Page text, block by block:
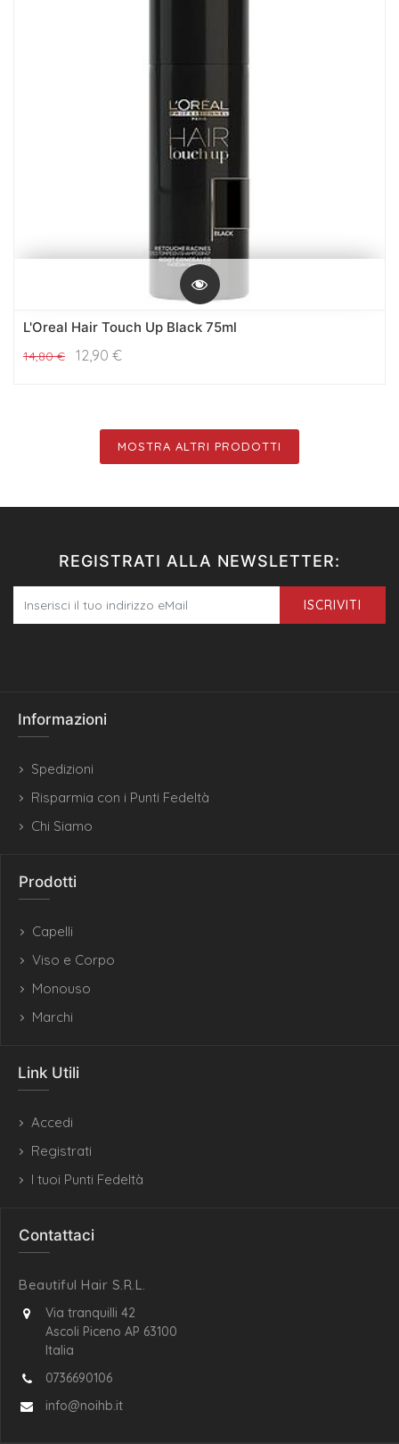
L'Oreal Hair Touch Up Black 75ml
14,80€ 12,90 €
MOSTRA ALTRI PRODOTTI
REGISTRATI ALLA NEWSLETTER:
ISCRIVITI
Informazioni
Spedizioni
Risparmia con i Punti Fedeltà
Chi Siamo
Prodotti
Capelli
Viso e Corpo
Monouso
Marchi
Link Utili
Accedi
Registrati
I tuoi Punti Fedeltà
Contattaci
Beautiful Hair S.R.L.
Via tranquilli 42
Ascoli Piceno AP 63100
Italia
0736690106
info@noihb.it